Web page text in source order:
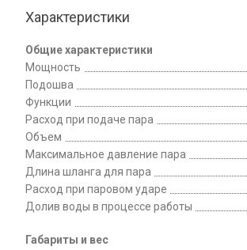
Характеристики
Общие характеристики
Мощность
Подошва
Функции
Расход при подаче пара
Объем
Максимальное давление пара
Длина шланга для пара
Расход при паровом ударе
Долив воды в процессе работы
Габариты и вес